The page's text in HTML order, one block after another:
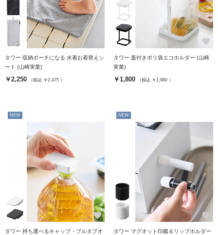
タワー 収納ポーチになる 水着お着替えシ
ート (山崎実業)
￥2,250 （税込 ￥2,475 ）
favorite
タワー 蓋付きポリ袋エコホルダー (山崎
実業)
￥1,800 （税込 ￥1,980 ）
NEW
favorite
タワー 持ち運べるキャップ・プルタブオ
NEW
favorite
タワー マグネット印鑑＆リップホルダー